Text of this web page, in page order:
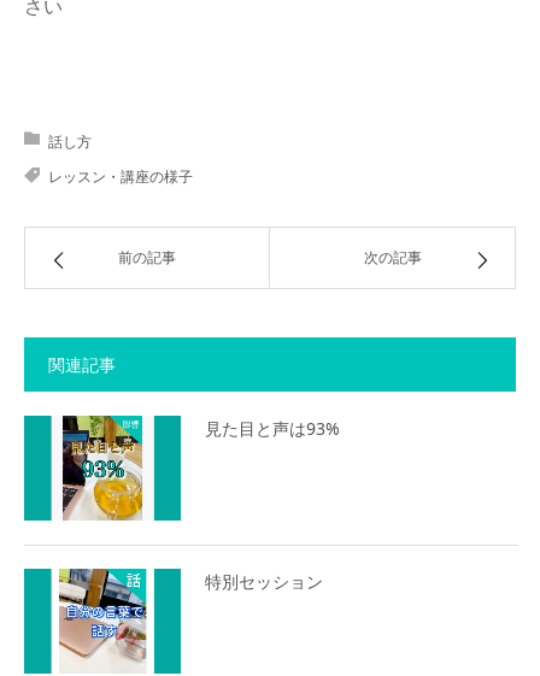
さい
話し方
レッスン・講座の様子
前の記事 次の記事
関連記事
見た目と声は93%
特別セッション